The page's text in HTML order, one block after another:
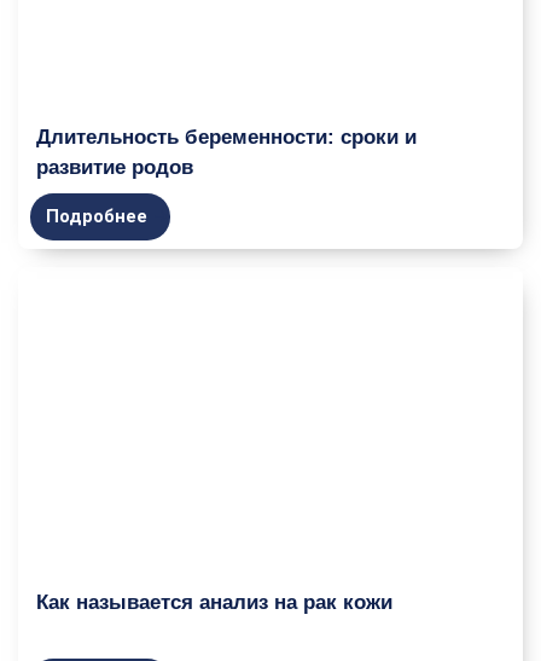
Длительность беременности: сроки и
развитие родов
Подробнее
Как называется анализ на рак кожи